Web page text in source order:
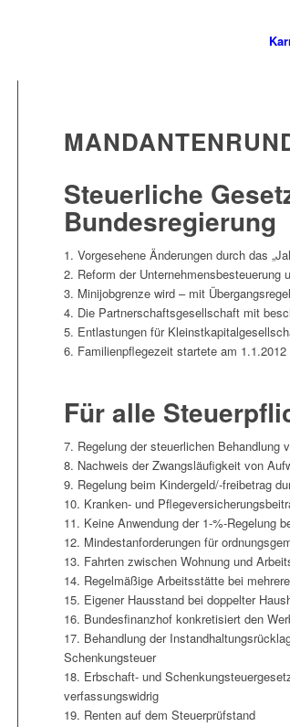
Steuerliche
Bundesregierung
1. Vorgesehene Änderungen durch das
2. Reform der Unternehmensbesteuerung
3. Minijobgrenze wird – mit
4. Die Partnerschaftsgesellschaft mit
5. Entlastungen für
6. Familienpflegezeit startete am 1.1.2012
Für alle
7. Regelung der steuerlichen Behandlung
8. Nachweis der Zwangsläufigkeit von
9. Regelung beim Kindergeld/-freibetrag
10. Kranken- und
11. Keine Anwendung der 1-%-Regelung
12. Mindestanforderungen für
13. Fahrten zwischen Wohnung und
14. Regelmäßige Arbeitsstätte bei
15. Eigener Hausstand bei doppelter
16. Bundesfinanzhof konkretisiert den
17. Behandlung der
Schenkungsteuer
18. Erbschaft- und
verfassungswidrig
19. Renten auf dem Steuerprüfstand